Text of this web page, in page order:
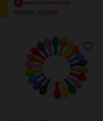
NE
NUK KA NË DISPOZICION